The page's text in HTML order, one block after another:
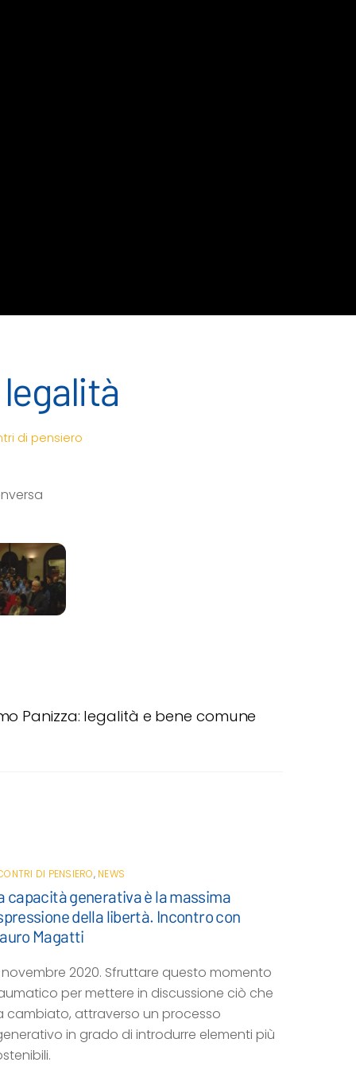
di pensiero
Panizza: legalità e bene comune
DI PENSIERO, NEWS
capacità generativa è la massima
della libertà. Incontro con
Magatti
novembre 2020. Sfruttare questo momento
per mettere in discussione ciò che
cambiato, attraverso un processo
in grado di introdurre elementi più